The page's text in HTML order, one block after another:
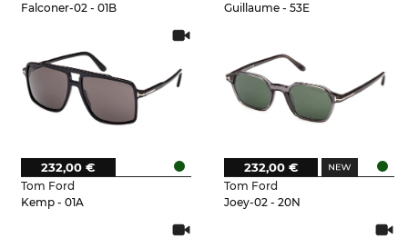
Falconer-02 - 01B
Guillaume - 53E
Tom Ford
Kemp - 01A
232,00 €
Tom Ford
Joey-02 - 20N
232,00 €